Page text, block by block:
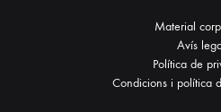
Material
Avís
Política de
Condicions i política